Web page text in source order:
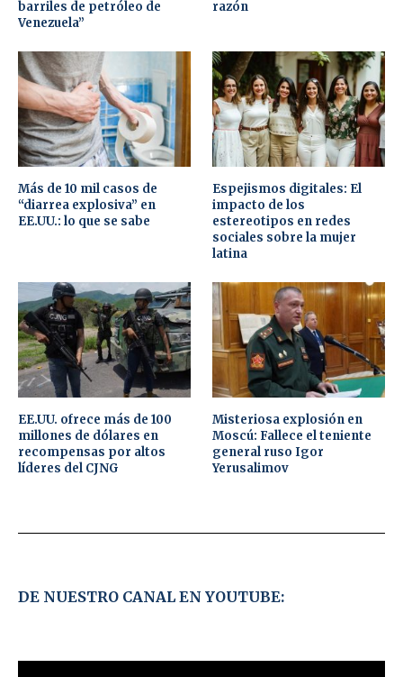
barriles de petróleo de
Venezuela”
razón
Más de 10 mil casos de
“diarrea explosiva” en
EE.UU.: lo que se sabe
Espejismos digitales: El
impacto de los
estereotipos en redes
sociales sobre la mujer
latina
EE.UU. ofrece más de 100
millones de dólares en
recompensas por altos
líderes del CJNG
Misteriosa explosión en
Moscú: Fallece el teniente
general ruso Igor
Yerusalimov
DE NUESTRO CANAL EN YOUTUBE: